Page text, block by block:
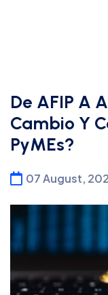
De AFIP A
Cambio Y
PyMEs?
07 August,